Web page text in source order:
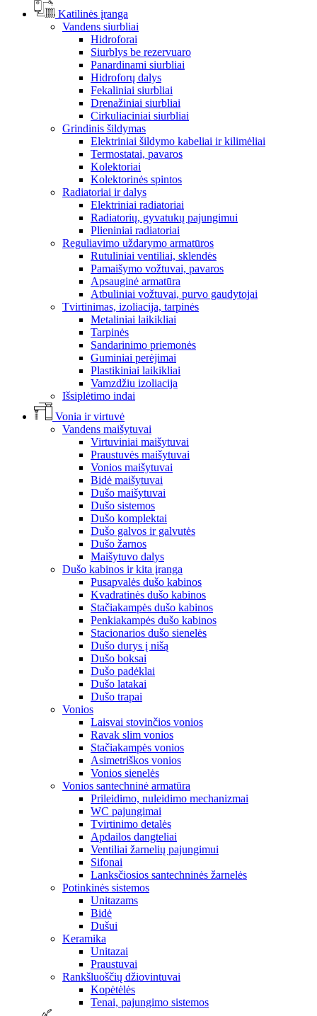
Katilinės įranga
Vandens siurbliai
Hidroforai
Siurblys be rezervuaro
Panardinami siurbliai
Hidroforų dalys
Fekaliniai siurbliai
Drenažiniai siurbliai
Cirkuliaciniai siurbliai
Grindinis šildymas
Elektriniai šildymo kabeliai ir kilimėliai
Termostatai, pavaros
Kolektoriai
Kolektorinės spintos
Radiatoriai ir dalys
Elektriniai radiatoriai
Radiatorių, gyvatukų pajungimui
Plieniniai radiatoriai
Reguliavimo uždarymo armatūros
Rutuliniai ventiliai, sklendės
Pamaišymo vožtuvai, pavaros
Apsauginė armatūra
Atbuliniai vožtuvai, purvo gaudytojai
Tvirtinimas, izoliacija, tarpinės
Metaliniai laikikliai
Tarpinės
Sandarinimo priemonės
Guminiai perėjimai
Plastikiniai laikikliai
Vamzdžiu izoliacija
Išsiplėtimo indai
Vonia ir virtuvė
Vandens maišytuvai
Virtuviniai maišytuvai
Praustuvės maišytuvai
Vonios maišytuvai
Bidė maišytuvai
Dušo maišytuvai
Dušo sistemos
Dušo komplektai
Dušo galvos ir galvutės
Dušo žarnos
Maišytuvo dalys
Dušo kabinos ir kita įranga
Pusapvalės dušo kabinos
Kvadratinės dušo kabinos
Stačiakampės dušo kabinos
Penkiakampės dušo kabinos
Stacionarios dušo sienelės
Dušo durys į nišą
Dušo boksai
Dušo padėklai
Dušo latakai
Dušo trapai
Vonios
Laisvai stovinčios vonios
Ravak slim vonios
Stačiakampės vonios
Asimetriškos vonios
Vonios sienelės
Vonios santechninė armatūra
Prileidimo, nuleidimo mechanizmai
WC pajungimai
Tvirtinimo detalės
Apdailos dangteliai
Ventiliai žarnelių pajungimui
Sifonai
Lanksčiosios santechninės žarnelės
Potinkinės sistemos
Unitazams
Bidė
Dušui
Keramika
Unitazai
Praustuvai
Rankšluoščių džiovintuvai
Kopėtėlės
Tenai, pajungimo sistemos